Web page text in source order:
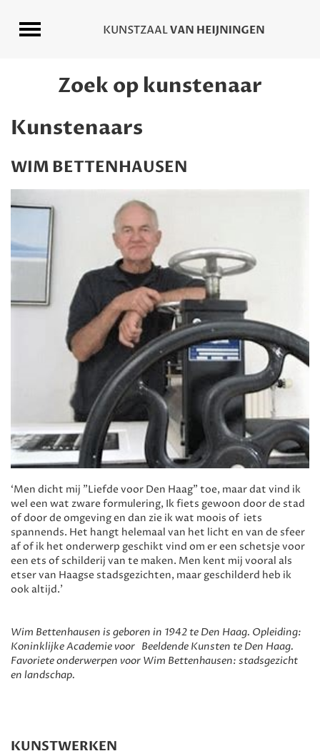
Zoek op kunstenaar
Kunstenaars
WIM BETTENHAUSEN
‘Men dicht mij "Liefde voor Den Haag" toe, maar dat vind ik
wel een wat zware formulering, Ik fiets gewoon door de stad
of door de omgeving en dan zie ik wat moois of iets
spannends. Het hangt helemaal van het licht en van de sfeer
af of ik het onderwerp geschikt vind om er een schetsje voor
een ets of schilderij van te maken. Men kent mij vooral als
etser van Haagse stadsgezichten, maar geschilderd heb ik
ook altijd.’
Wim Bettenhausen is geboren in 1942 te Den Haag. Opleiding:
Koninklijke Academie voor Beeldende Kunsten te Den Haag.
Favoriete onderwerpen voor Wim Bettenhausen: stadsgezicht
en landschap.
KUNSTWERKEN